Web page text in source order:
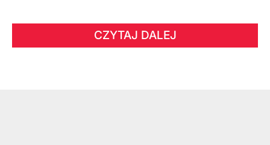
CZYTAJ DALEJ